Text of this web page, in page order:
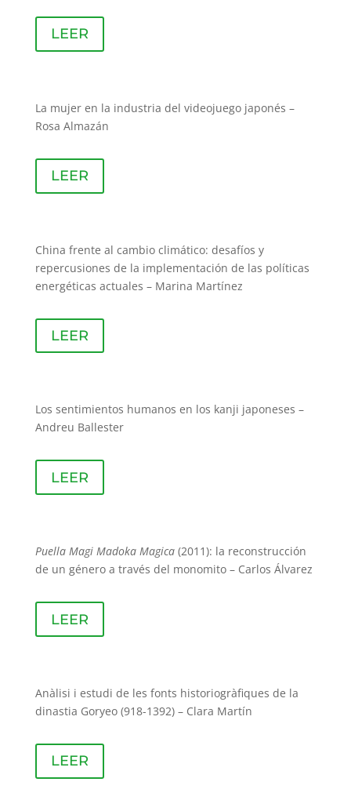
LEER
La mujer en la industria del videojuego japonés –
Rosa Almazán
LEER
China frente al cambio climático: desafíos y
repercusiones de la implementación de las políticas
energéticas actuales – Marina Martínez
LEER
Los sentimientos humanos en los kanji japoneses –
Andreu Ballester
LEER
Puella Magi Madoka Magica(2011): la reconstrucción
de un género a través del monomito – Carlos Álvarez
LEER
Anàlisi i estudi de les fonts historiogràfiques de la
dinastia Goryeo (918-1392) – Clara Martín
LEER